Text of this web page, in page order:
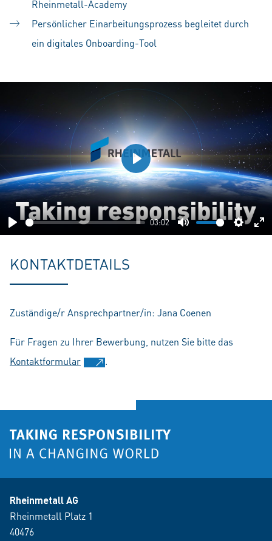
Rheinmetall-Academy
Persönlicher Einarbeitungsprozess begleitet durch
ein digitales Onboarding-Tool
Play
03:02
Mute
Play
KONTAKTDETAILS
Zuständige/r Ansprechpartner/in: Jana Coenen
Für Fragen zu Ihrer Bewerbung, nutzen Sie bitte das
Kontaktformular
.
Rheinmetall AG
Rheinmetall Platz 1
40476